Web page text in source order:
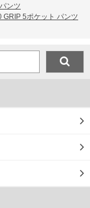
ンツ
GRIP 5ポケット パンツ